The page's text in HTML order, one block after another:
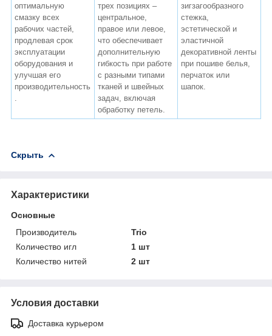
оптимальную
смазку всех
рабочих частей,
продлевая срок
эксплуатации
оборудования и
улучшая его
производительность
трех позициях –
центральное,
правое или левое,
что обеспечивает
дополнительную
гибкость при работе
с разными типами
тканей и швейных
задач, включая
обработку петель.
зигзагообразного
стежка,
эстетической и
эластичной
декоративной ленты
при пошиве белья,
перчаток или
шапок.
Скрыть
Характеристики
Основные
Производитель
Trio
Количество игл
1 шт
Количество нитей
2 шт
Условия доставки
Доставка курьером